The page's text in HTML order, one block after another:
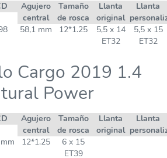
Agujero
central
Tamaño
de rosca
Llanta
original
Llanta
58,1 mm 12*1.25
5,5 x 14
ET32
5,5 x 15
ET32
Cargo 2019 1.4
Power
Agujero
central
Tamaño
de rosca
Llanta
original
Llanta
12*1.25
6 x 15
ET39